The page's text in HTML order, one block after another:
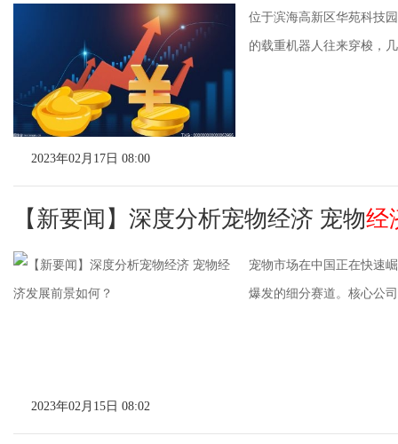
位于滨海高新区华苑科技
的载重机器人往来穿梭，
2023年02月17日 08:00
【新要闻】深度分析宠物经济 宠物经
宠物市场在中国正在快速
爆发的细分赛道。核心公
2023年02月15日 08:02